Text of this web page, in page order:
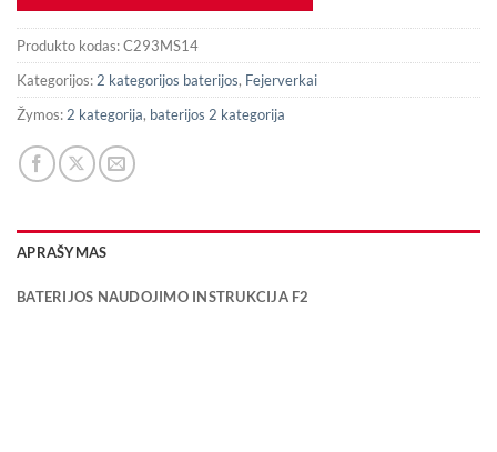
Produkto kodas:C293MS14
Kategorijos: 2 kategorijos baterijos, Fejerverkai
Žymos: 2 kategorija, baterijos 2 kategorija
APRAŠYMAS
BATERIJOS NAUDOJIMO INSTRUKCIJA F2